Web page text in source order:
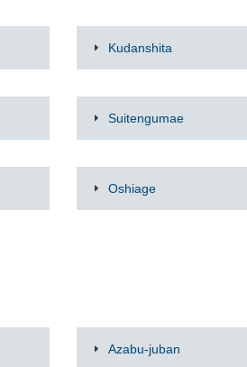
Kudanshita
Suitengumae
Oshiage
Azabu-juban